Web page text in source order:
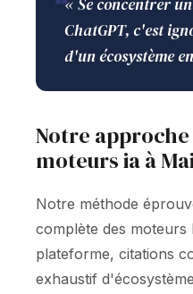
« Se concentrer
ChatGPT, c'est
d'un écosystème
Notre
moteurs ia à
Notre méthode
complète des moteurs
plateforme, citations
exhaustif